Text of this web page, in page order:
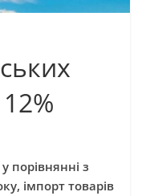
порівнянні з
імпорт товарів